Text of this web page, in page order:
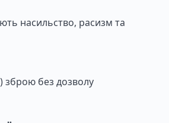
насильство, расизм та
зброю без дозволу